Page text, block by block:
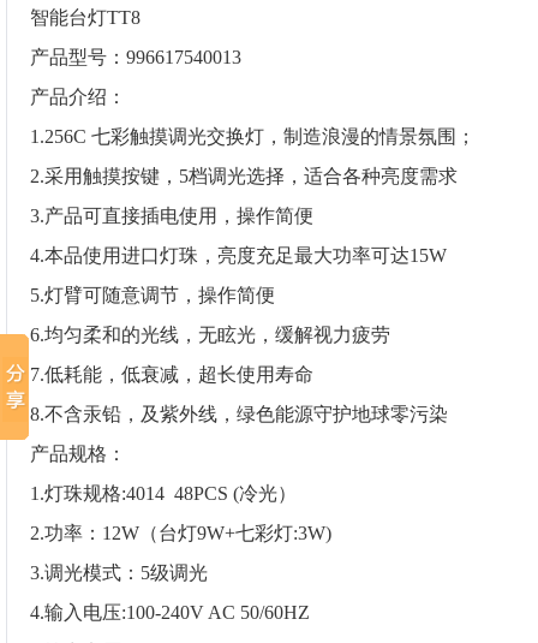
智能台灯TT8
产品型号：996617540013
产品介绍：
1.256C 七彩触摸调光交换灯，制造浪漫的情景氛围；
2.采用触摸按键，5档调光选择，适合各种亮度需求
3.产品可直接插电使用，操作简便
4.本品使用进口灯珠，亮度充足最大功率可达15W
5.灯臂可随意调节，操作简便
6.均匀柔和的光线，无眩光，缓解视力疲劳
7.低耗能，低衰减，超长使用寿命
8.不含汞铅，及紫外线，绿色能源守护地球零污染
产品规格：
1.灯珠规格:4014 48PCS (冷光）
2.功率：12W（台灯9W+七彩灯:3W)
3.调光模式：5级调光
4.输入电压:100-240V AC 50/60HZ